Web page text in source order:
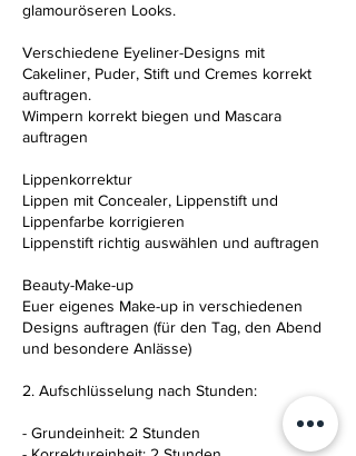
glamouröseren Looks.
Verschiedene Eyeliner-Designs mit
Cakeliner, Puder, Stift und Cremes korrekt
auftragen.
Wimpern korrekt biegen und Mascara
auftragen
Lippenkorrektur
Lippen mit Concealer, Lippenstift und
Lippenfarbe korrigieren
Lippenstift richtig auswählen und auftragen
Beauty-Make-up
Euer eigenes Make-up in verschiedenen
Designs auftragen (für den Tag, den Abend
und besondere Anlässe)
2. Aufschlüsselung nach Stunden:
- Grundeinheit: 2 Stunden